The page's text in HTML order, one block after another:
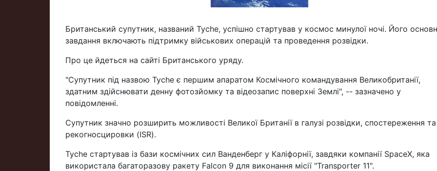
Британський супутник, названий Tyche, успішно стартував у космос минулої ночі. Його
завдання включають підтримку військових операцій та проведення розвідки.
Про це йдеться на сайті Британського уряду.
"Супутник під назвою Tyche є першим апаратом Космічного командування Великобританії,
здатним здійснювати денну фотозйомку та відеозапис поверхні Землі", -- зазначено у
повідомленні.
Супутник значно розширить можливості Великої Британії в галузі розвідки, спостереження та
рекогносцировки (ISR).
Tyche стартував із бази космічних сил Ванденберг у Каліфорнії, завдяки компанії SpaceX, яка
використала багаторазову ракету Falcon 9 для виконання місії "Transporter 11".